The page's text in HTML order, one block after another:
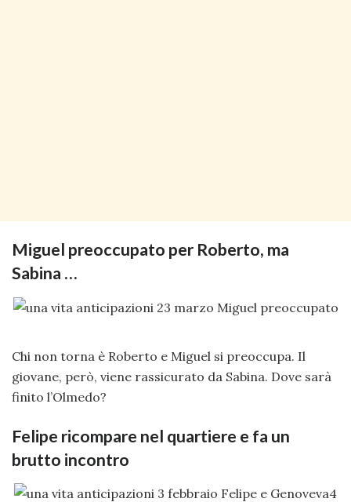
Miguel preoccupato per Roberto, ma
Sabina …
Chi non torna è Roberto e Miguel si preoccupa. Il
giovane, però, viene rassicurato da Sabina. Dove sarà
finito l’Olmedo?
Felipe ricompare nel quartiere e fa un
brutto incontro